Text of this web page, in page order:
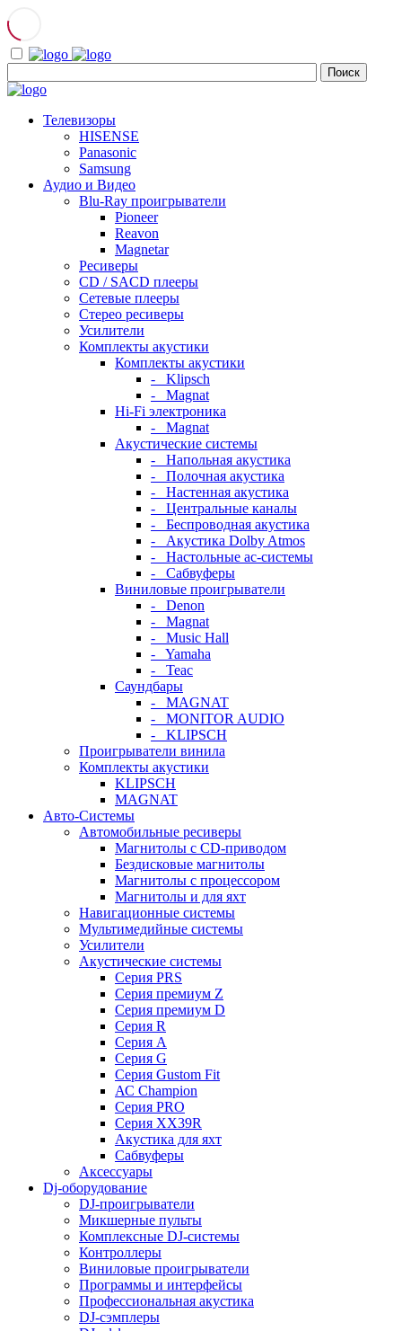
Телевизоры
HISENSE
Panasonic
Samsung
Аудио и Видео
Blu-Ray проигрыватели
Pioneer
Reavon
Magnetar
Ресиверы
CD / SACD плееры
Сетевые плееры
Стерео ресиверы
Усилители
Комплекты акустики
Комплекты акустики
- Klipsch
- Magnat
Hi-Fi электроника
- Magnat
Акустические системы
- Напольная акустика
- Полочная акустика
- Настенная акустика
- Центральные каналы
- Беспроводная акустика
- Акустика Dolby Atmos
- Настольные ас-системы
- Сабвуферы
Виниловые проигрыватели
- Denon
- Magnat
- Music Hall
- Yamaha
- Teac
Саундбары
- MAGNAT
- MONITOR AUDIO
- KLIPSCH
Проигрыватели винила
Комплекты акустики
KLIPSCH
MAGNAT
Авто-Системы
Автомобильные ресиверы
Магнитолы с CD-приводом
Бездисковые магнитолы
Магнитолы с процессором
Магнитолы и для яхт
Навигационные системы
Мультимедийные системы
Усилители
Акустические системы
Cерия PRS
Cерия премиум Z
Cерия премиум D
Cерия R
Cерия A
Cерия G
Cерия Gustom Fit
АС Champion
Cерия PRO
Cерия XX39R
Акустика для яхт
Сабвуферы
Аксессуары
Dj-оборудование
DJ-проигрыватели
Микшерные пульты
Комплексные DJ-системы
Контроллеры
Виниловые проигрыватели
Программы и интерфейсы
Профессиональная акустика
DJ-сэмплеры